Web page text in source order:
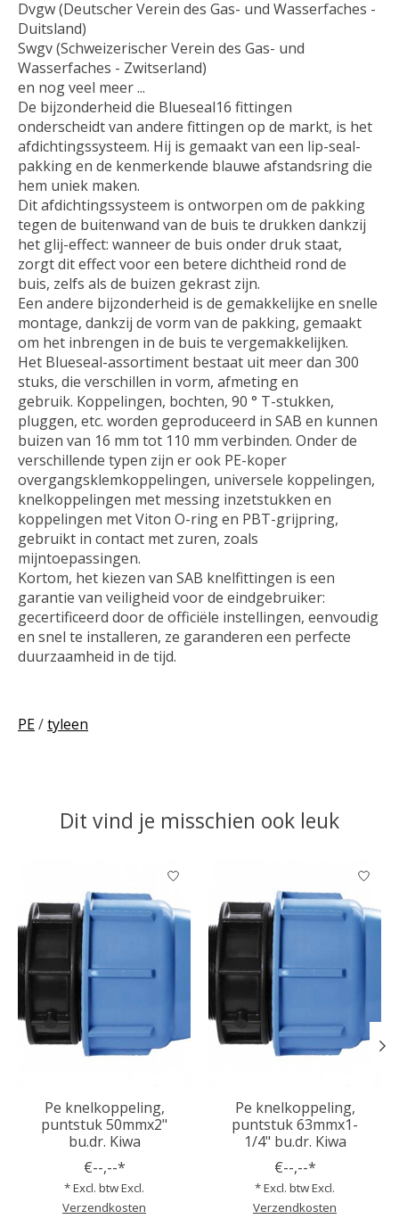
Dvgw (Deutscher Verein des Gas- und Wasserfaches -
Duitsland)
Swgv (Schweizerischer Verein des Gas- und
Wasserfaches - Zwitserland)
en nog veel meer ...
De bijzonderheid die Blueseal16 fittingen
onderscheidt van andere fittingen op de markt, is het
afdichtingssysteem. Hij is gemaakt van een lip-seal-
pakking en de kenmerkende blauwe afstandsring die
hem uniek maken.
Dit afdichtingssysteem is ontworpen om de pakking
tegen de buitenwand van de buis te drukken dankzij
het glij-effect: wanneer de buis onder druk staat,
zorgt dit effect voor een betere dichtheid rond de
buis, zelfs als de buizen gekrast zijn.
Een andere bijzonderheid is de gemakkelijke en snelle
montage, dankzij de vorm van de pakking, gemaakt
om het inbrengen in de buis te vergemakkelijken.
Het Blueseal-assortiment bestaat uit meer dan 300
stuks, die verschillen in vorm, afmeting en
gebruik. Koppelingen, bochten, 90 ° T-stukken,
pluggen, etc. worden geproduceerd in SAB en kunnen
buizen van 16 mm tot 110 mm verbinden. Onder de
verschillende typen zijn er ook PE-koper
overgangsklemkoppelingen, universele koppelingen,
knelkoppelingen met messing inzetstukken en
koppelingen met Viton O-ring en PBT-grijpring,
gebruikt in contact met zuren, zoals
mijntoepassingen.
Kortom, het kiezen van SAB knelfittingen is een
garantie van veiligheid voor de eindgebruiker:
gecertificeerd door de officiële instellingen, eenvoudig
en snel te installeren, ze garanderen een perfecte
duurzaamheid in de tijd.
PE/tyleen
Dit vind je misschien ook leuk
Items van productcarrousel
Pe knelkoppeling,
puntstuk 50mmx2"
bu.dr. Kiwa
€--,--*
* Excl. btw Excl.
Verzendkosten
Pe knelkoppeling,
puntstuk 63mmx1-
1/4" bu.dr. Kiwa
€--,--*
* Excl. btw Excl.
Verzendkosten